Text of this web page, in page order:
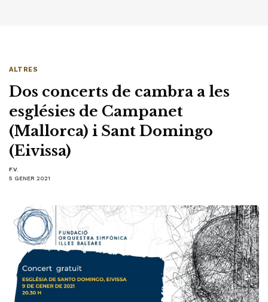
ALTRES
Dos concerts de cambra a les
esglésies de Campanet
(Mallorca) i Sant Domingo
(Eivissa)
F.V.
5 GENER 2021